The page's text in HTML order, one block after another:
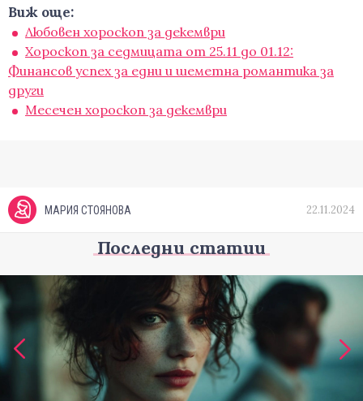
Виж още:
Любовен хороскоп за декември
Хороскоп за седмицата от 25.11 до 01.12:
Финансов успех за едни и шеметна романтика за
други
Месечен хороскоп за декември
МАРИЯ СТОЯНОВА 22.11.2024
Последни статии